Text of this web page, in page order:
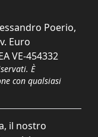
Poerio,
Euro
VE-454332
È
con qualsiasi
il nostro